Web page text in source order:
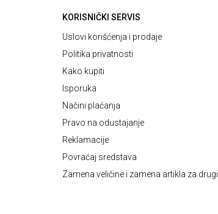
KORISNIČKI SERVIS
Uslovi korišćenja i prodaje
Politika privatnosti
Kako kupiti
Isporuka
Načini plaćanja
Pravo na odustajanje
Reklamacije
Povraćaj sredstava
Zamena veličine i zamena artikla za drugi